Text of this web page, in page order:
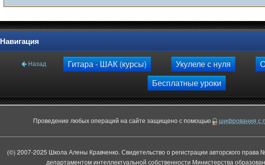
Навигация
Назад Гитара - ШАК (курсы) Укулеле с нуля
Бесплатные уроки
Проведение любых операций на сайте защищено с помощью шифрования с
(©) 2007-2025 Школа Алены Кравченко. Свидетельство о регистрации авторского
департаментом интеллектуальной собственности Министерства